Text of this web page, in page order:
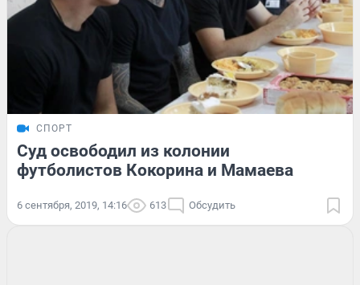
СПОРТ
Суд освободил из колонии
футболистов Кокорина и Мамаева
6 сентября, 2019, 14:16 613 Обсудить